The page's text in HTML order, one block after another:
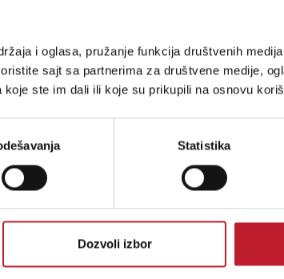
i oglasa, pružanje funkcija društvenih
sajt sa partnerima za društvene medije,
ste im dali ili koje su prikupili na osnovu
Statistika
Dozvoli izbor
The “T” versions include a multi-tap transformer with